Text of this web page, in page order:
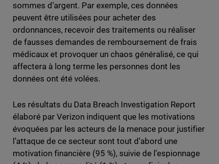
sommes d’argent. Par exemple, ces données
peuvent être utilisées pour acheter des
ordonnances, recevoir des traitements ou réaliser
de fausses demandes de remboursement de frais
médicaux et provoquer un chaos généralisé, ce qui
affectera à long terme les personnes dont les
données ont été volées.
Les résultats du Data Breach Investigation Report
élaboré par Verizon indiquent que les motivations
évoquées par les acteurs de la menace pour justifier
l’attaque de ce secteur sont tout d’abord une
motivation financière (95 %), suivie de l’espionnage